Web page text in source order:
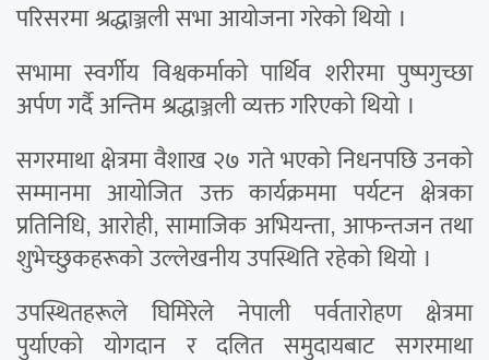
परिसरमा श्रद्धाञ्जली सभा आयोजना गरेको थियो ।
सभामा स्वर्गीय विश्वकर्माको पार्थिव शरीरमा पुष्पगुच्छा
अर्पण गर्दै अन्तिम श्रद्धाञ्जली व्यक्त गरिएको थियो ।
सगरमाथा क्षेत्रमा वैशाख २७ गते भएको निधनपछि उनको
सम्मानमा आयोजित उक्त कार्यक्रममा पर्यटन क्षेत्रका
प्रतिनिधि, आरोही, सामाजिक अभियन्ता, आफन्तजन तथा
शुभेच्छुकहरूको उल्लेखनीय उपस्थिति रहेको थियो ।
उपस्थितहरूले घिमिरेले नेपाली पर्वतारोहण क्षेत्रमा
पुर्याएको योगदान र दलित समुदायबाट सगरमाथा